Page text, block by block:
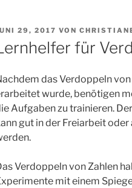
29, 2017 VON
für
das Verdoppeln
wurde, benötigen
Aufgaben zu trainieren.
gut in der Freiarbeit
Verdoppeln von Zahlen
mit einem